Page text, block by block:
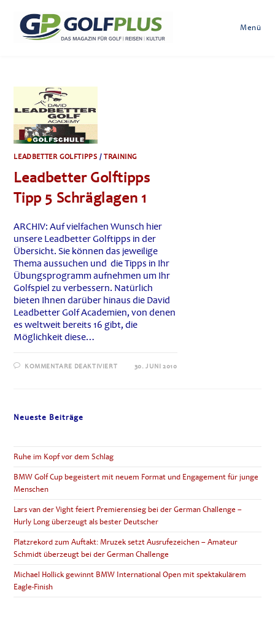
springen
Menü
LEADBETTER GOLFTIPPS /TRAINING
Leadbetter Golftipps
Tipp 5 Schräglagen 1
ARCHIV: Auf vielfachen Wunsch hier
unsere Leadbetter Golftipps in der
Übersicht. Sie können das jeweilige
Thema aussuchen und die Tipps in Ihr
Übungsprogramm aufnehmen um Ihr
Golfspiel zu verbessern. Natürlich
bieten Ihnen darüber hinaus die David
Leadbetter Golf Academien, von denen
es weltweit bereits 16 gibt, die
Möglichkeit diese…
KOMMENTARE DEAKTIVIERTFÜR 30. JUNI 2010
Neueste Beiträge
Ruhe im Kopf vor dem Schlag
BMW Golf Cup begeistert mit neuem Format und Engagement für junge
Menschen
Lars van der Vight feiert Premierensieg bei der German Challenge –
Hurly Long überzeugt als bester Deutscher
Platzrekord zum Auftakt: Mruzek setzt Ausrufezeichen – Amateur
Schmidt überzeugt bei der German Challenge
Michael Hollick gewinnt BMW International Open mit spektakulärem
Eagle-Finish